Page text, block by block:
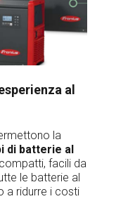
al
la
di batterie al
facili da
le batterie al
a ridurre i costi